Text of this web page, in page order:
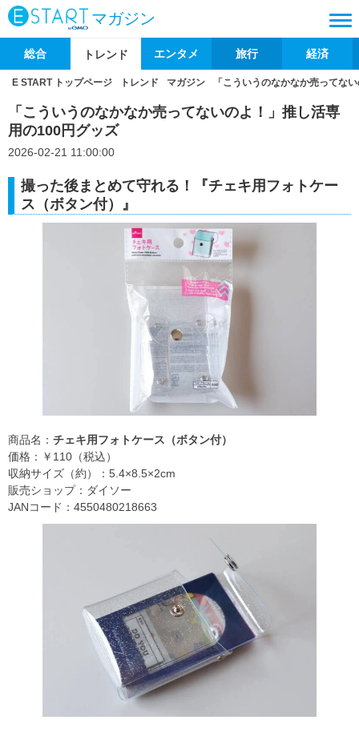
マガジン
総合 トレンド エンタメ 旅行 経済
E START トップページ トレンド マガジン 「こういうのなかなか売ってな
「こういうのなかなか売ってないのよ！」推し活専
用の100円グッズ
2026-02-21 11:00:00
撮った後まとめて守れる！『チェキ用フォトケー
ス（ボタン付）』
商品名： チェキ用フォトケース（ボタン付）
価格：￥110（税込）
収納サイズ（約）：5.4×8.5×2cm
販売ショップ：ダイソー
JANコード：4550480218663